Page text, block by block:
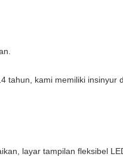
kami memiliki insinyur
layar tampilan fleksibel